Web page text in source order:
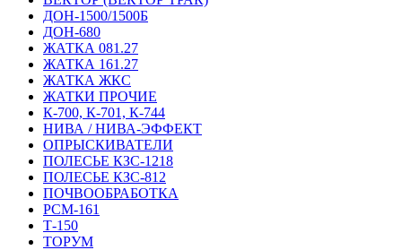
ДОН-1500/1500Б
ДОН-680
ЖАТКА 081.27
ЖАТКА 161.27
ЖАТКА ЖКС
ЖАТКИ ПРОЧИЕ
К-700, К-701, К-744
НИВА / НИВА-ЭФФЕКТ
ОПРЫСКИВАТЕЛИ
ПОЛЕСЬЕ КЗС-1218
ПОЛЕСЬЕ КЗС-812
ПОЧВООБРАБОТКА
РСМ-161
Т-150
ТОРУМ